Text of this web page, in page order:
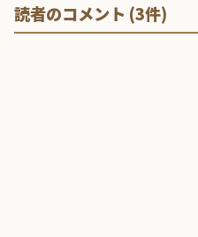
読者のコメント (3件)